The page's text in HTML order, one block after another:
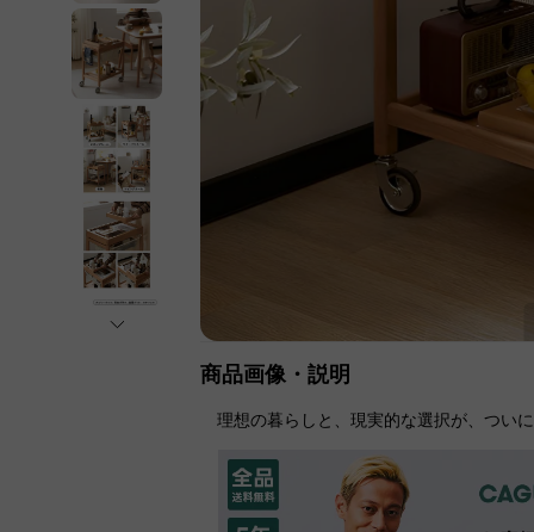
商品画像・説明
理想の暮らしと、現実的な選択が、つい